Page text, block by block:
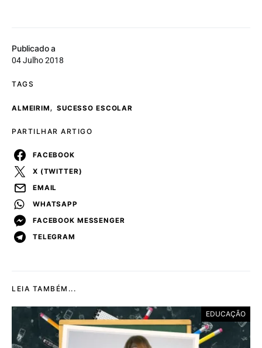
Publicado a
04 Julho 2018
TAGS
ALMEIRIM, SUCESSO ESCOLAR
PARTILHAR ARTIGO
FACEBOOK
X (TWITTER)
EMAIL
WHATSAPP
FACEBOOK MESSENGER
TELEGRAM
LEIA TAMBÉM...
EDUCAÇÃO